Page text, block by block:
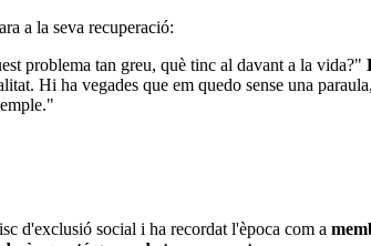
a la seva recuperació:
problema tan greu, què tinc al davant a la vida?"
Hi ha vegades que em quedo sense una
d'exclusió social i ha recordat l'època com a